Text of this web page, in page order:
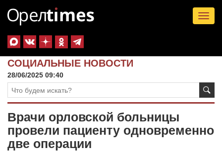
СОЦИАЛЬНЫЕ НОВОСТИ
28/06/2025 09:40
Врачи орловской больницы
провели пациенту одновременно
две операции